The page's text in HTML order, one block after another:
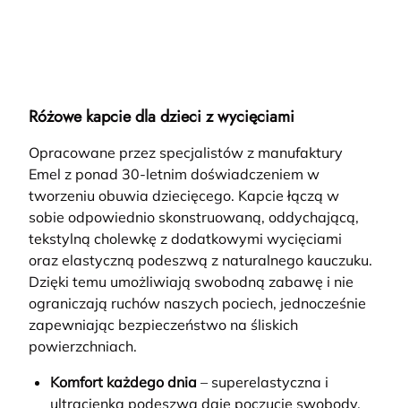
Różowe kapcie dla dzieci z wycięciami
Opracowane przez specjalistów z manufaktury
Emel z ponad 30-letnim doświadczeniem w
tworzeniu obuwia dziecięcego. Kapcie łączą w
sobie odpowiednio skonstruowaną, oddychającą,
tekstylną cholewkę z dodatkowymi wycięciami
oraz elastyczną podeszwą z naturalnego kauczuku.
Dzięki temu umożliwiają swobodną zabawę i nie
ograniczają ruchów naszych pociech, jednocześnie
zapewniając bezpieczeństwo na śliskich
powierzchniach.
Komfort każdego dnia – superelastyczna i
ultracienka podeszwa daje poczucie swobody,